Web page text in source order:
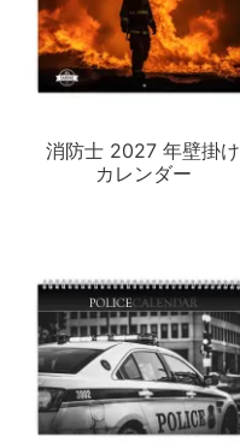
消防士 2027 年壁掛け
カレンダー